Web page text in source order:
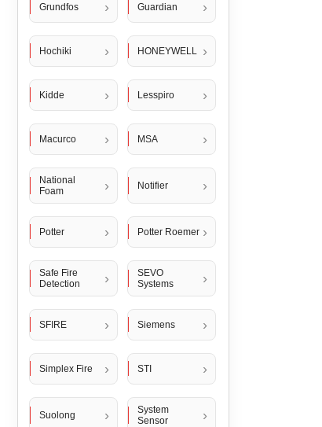
Grundfos Guardian
Hochiki HONEYWELL
Kidde Lesspiro
Macurco MSA
National
Foam
Notifier
Potter Potter Roemer
Safe Fire
Detection
SEVO
Systems
SFIRE Siemens
Simplex Fire STI
Suolong
System
Sensor